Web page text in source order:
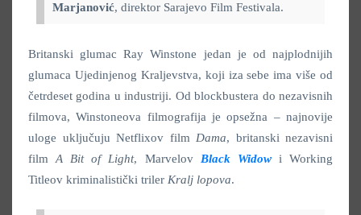
Marjanović, direktor Sarajevo Film Festivala.
Britanski glumac Ray Winstone jedan je od najplodnijih
glumaca Ujedinjenog Kraljevstva, koji iza sebe ima više od
četrdeset godina u industriji. Od blockbustera do nezavisnih
filmova, Winstoneova filmografija je opsežna – najnovije
uloge uključuju Netflixov film Dama, britanski nezavisni
filmA Bit of Light, Marvelov Black Widowi Working
Titleov kriminalistički triler Kralj lopova.